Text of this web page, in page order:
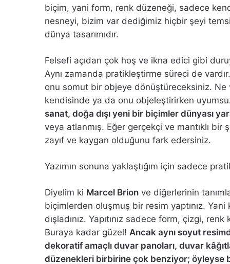
biçim, yani form, renk düzeneği, sadece
nesneyi, bizim var dediğimiz hiçbir şeyi
dünya tasarımıdır.
Felsefi açıdan çok hoş ve ikna edici gibi
Aynı zamanda pratikleştirme süreci de
onu somut bir objeye dönüştüreceksiniz.
kendisinde ya da onu objeleştirirken
sanat, doğa dışı yeni bir biçimler dünyası
veya atlanmış. Eğer gerçekçi ve mantıklı
zayıf ve kaygan olduğunu fark edersiniz.
Yazımın sonuna yaklaştığım için sadece
Diyelim ki Marcel Brion ve diğerlerinin
biçimlerden oluşmuş bir resim yaptınız.
dışladınız. Yapıtınız sadece form, çizgi,
Buraya kadar güzel! Ancak aynı soyut
dekoratif amaçlı duvar panoları, duvar
düzenekleri birbirine çok benziyor; öyleyse